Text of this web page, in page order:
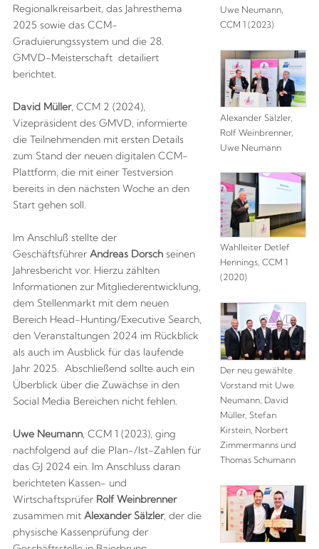
Regionalkreisarbeit, das Jahresthema
2025 sowie das CCM-
Graduierungssystem und die 28.
GMVD-Meisterschaft detailiert
berichtet.
David Müller, CCM 2 (2024),
Vizepräsident des GMVD, informierte
die Teilnehmenden mit ersten Details
zum Stand der neuen digitalen CCM-
Plattform, die mit einer Testversion
bereits in den nächsten Woche an den
Start gehen soll.
Im Anschluß stellte der
Geschäftsführer Andreas Dorsch seinen
Jahresbericht vor. Hierzu zählten
Informationen zur Mitgliederentwicklung,
dem Stellenmarkt mit dem neuen
Bereich Head-Hunting/Executive Search,
den Veranstaltungen 2024 im Rückblick
als auch im Ausblick für das laufende
Jahr 2025. Abschließend sollte auch ein
Überblick über die Zuwächse in den
Social Media Bereichen nicht fehlen.
Uwe Neumann, CCM 1 (2023), ging
nachfolgend auf die Plan-/Ist-Zahlen für
das GJ 2024 ein. Im Anschluss daran
berichteten Kassen- und
Wirtschaftsprüfer Rolf Weinbrenner
zusammen mit Alexander Sälzler, der die
physische Kassenprüfung der
Uwe Neumann,
CCM 1 (2023)
Alexander Sälzler,
Rolf Weinbrenner,
Uwe Neumann
Wahlleiter Detlef
Hennings, CCM 1
(2020)
Der neu gewählte
Vorstand mit Uwe
Neumann, David
Müller, Stefan
Kirstein, Norbert
Zimmermanns und
Thomas Schumann